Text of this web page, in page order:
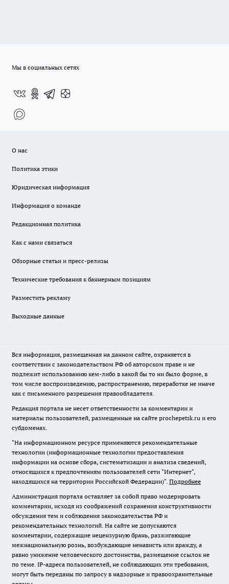
Мы в социальных сетях
О нас
Политика этики
Юридическая информация
Информация о команде
Редакционная политика
Как с нами связаться
Обзорные статьи и пресс-релизы
Технические требования к баннерным позициям
Разместить рекламу
Выходные данные
Вся информация, размещенная на данном сайте, охраняется в
соответствии с законодательством РФ об авторском праве и не
подлежит использованию кем-либо в какой бы то ни было форме, в
том числе воспроизведению, распространению, переработке не иначе
как с письменного разрешения правообладателя.
Редакция портала не несет ответственности за комментарии и
материалы пользователей, размещенные на сайте prochepetsk.ru и его
субдоменах.
"На информационном ресурсе применяются рекомендательные
технологии (информационные технологии предоставления
информации на основе сбора, систематизации и анализа сведений,
относящихся к предпочтениям пользователей сети "Интернет",
находящихся на территории Российской Федерации)". Подробнее
Администрация портала оставляет за собой право модерировать
комментарии, исходя из соображений сохранения конструктивности
обсуждения тем и соблюдения законодательства РФ и
рекомендательных технологий. На сайте не допускаются
комментарии, содержащие нецензурную брань, разжигающие
межнациональную рознь, возбуждающие ненависть или вражду, а
равно унижение человеческого достоинства, размещение ссылок не
по теме. IP-адреса пользователей, не соблюдающих эти требования,
могут быть переданы по запросу в надзорные и правоохранительные